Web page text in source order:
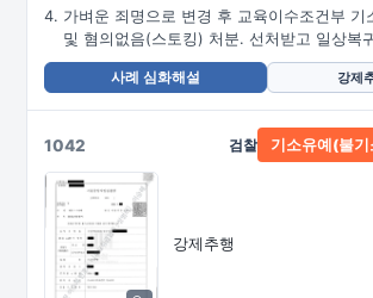
가벼운 죄명으로 변경 후 교육이수조건부 기
및 혐의없음(스토킹) 처분. 선처받고 일상복
사례 심화해설 강제
1042
강제추행
검찰 기소유예(불